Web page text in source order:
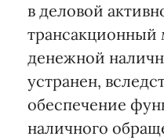
в деловой
трансакционный
денежной
устранен,
обеспечение
наличного